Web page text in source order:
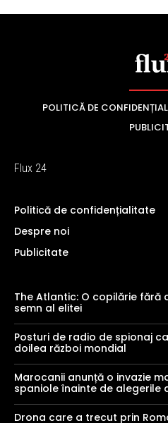
POLITICĂ DE
Flux 24
Politică de confidențialitate
Despre noi
Publicitate
The Atlantic: O copilărie fără
semn al elitei
Posturi de radio de spionaj
doilea război mondial
Marocanii anunță o invazie
spaniole înainte de alegerile
Drona care a trecut prin